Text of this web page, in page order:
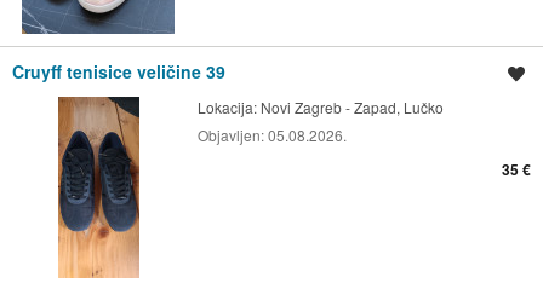
Cruyff tenisice veličine 39
Lokacija: Novi Zagreb - Zapad, Lučko
Objavljen:05.08.2026.
35 €